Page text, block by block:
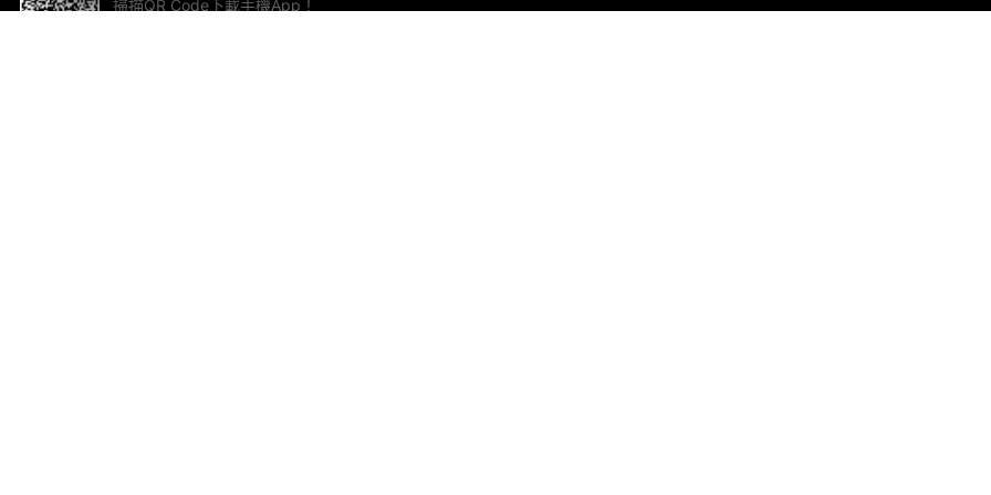
掃描QR Code下載手機App！